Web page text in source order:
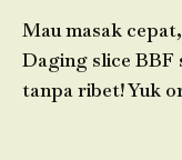
Mau masak
Daging slice BBF
tanpa ribet! Yuk